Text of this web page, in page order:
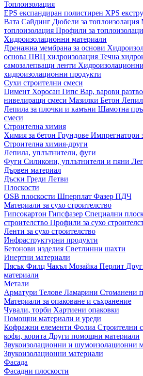
Топлоизолация
EPS експандиран полистирен XPS
Вата Сайдинг Дюбели за топлоизолация
топлоизолация Профили за
Хидроизолационни материали
Дренажна мембрана за основи
основа ПВЦ хидроизолация Течна
самозалепващи ленти
хидроизолационни продукти
Сухи строителни смеси
Цимент Хоросан Гипс Вар, варови
нивелиращи смеси Мазилки Бетон
Лепила за плочки и камъни Шамотна
смеси
Строителна химия
Химия за бетон Грундове Импрегнатори
Строителна химия-други
Лепила, уплътнители, фуги
Фуги Силикони, уплътнители и пяни
Дървен материал
Дъски Греди Летви
Плоскости
OSB плоскости Шперплат Фазер ПДЧ
Материали за сухо строителство
Гипсокартон Гипсфазер Специални
строителство Профили за сухо
Ленти за сухо строителство
Инфраструктурни продукти
Бетонови изделия Светлинни шахти
Инертни материали
Пясък Филц Чакъл Мозайкa Перлит
материали
Метали
Арматури Телове Ламарини Стоманени
Материали за опаковане и съхранение
Чували, торби Хартиени опаковки
Помощни материали и уреди
Кофражни елементи Фолиа Строителни
кофи, корита Други помощни материали
Звукоизолационни и шумоизолационни
Звукоизолационни материали
Фасада
Фасадни плоскости